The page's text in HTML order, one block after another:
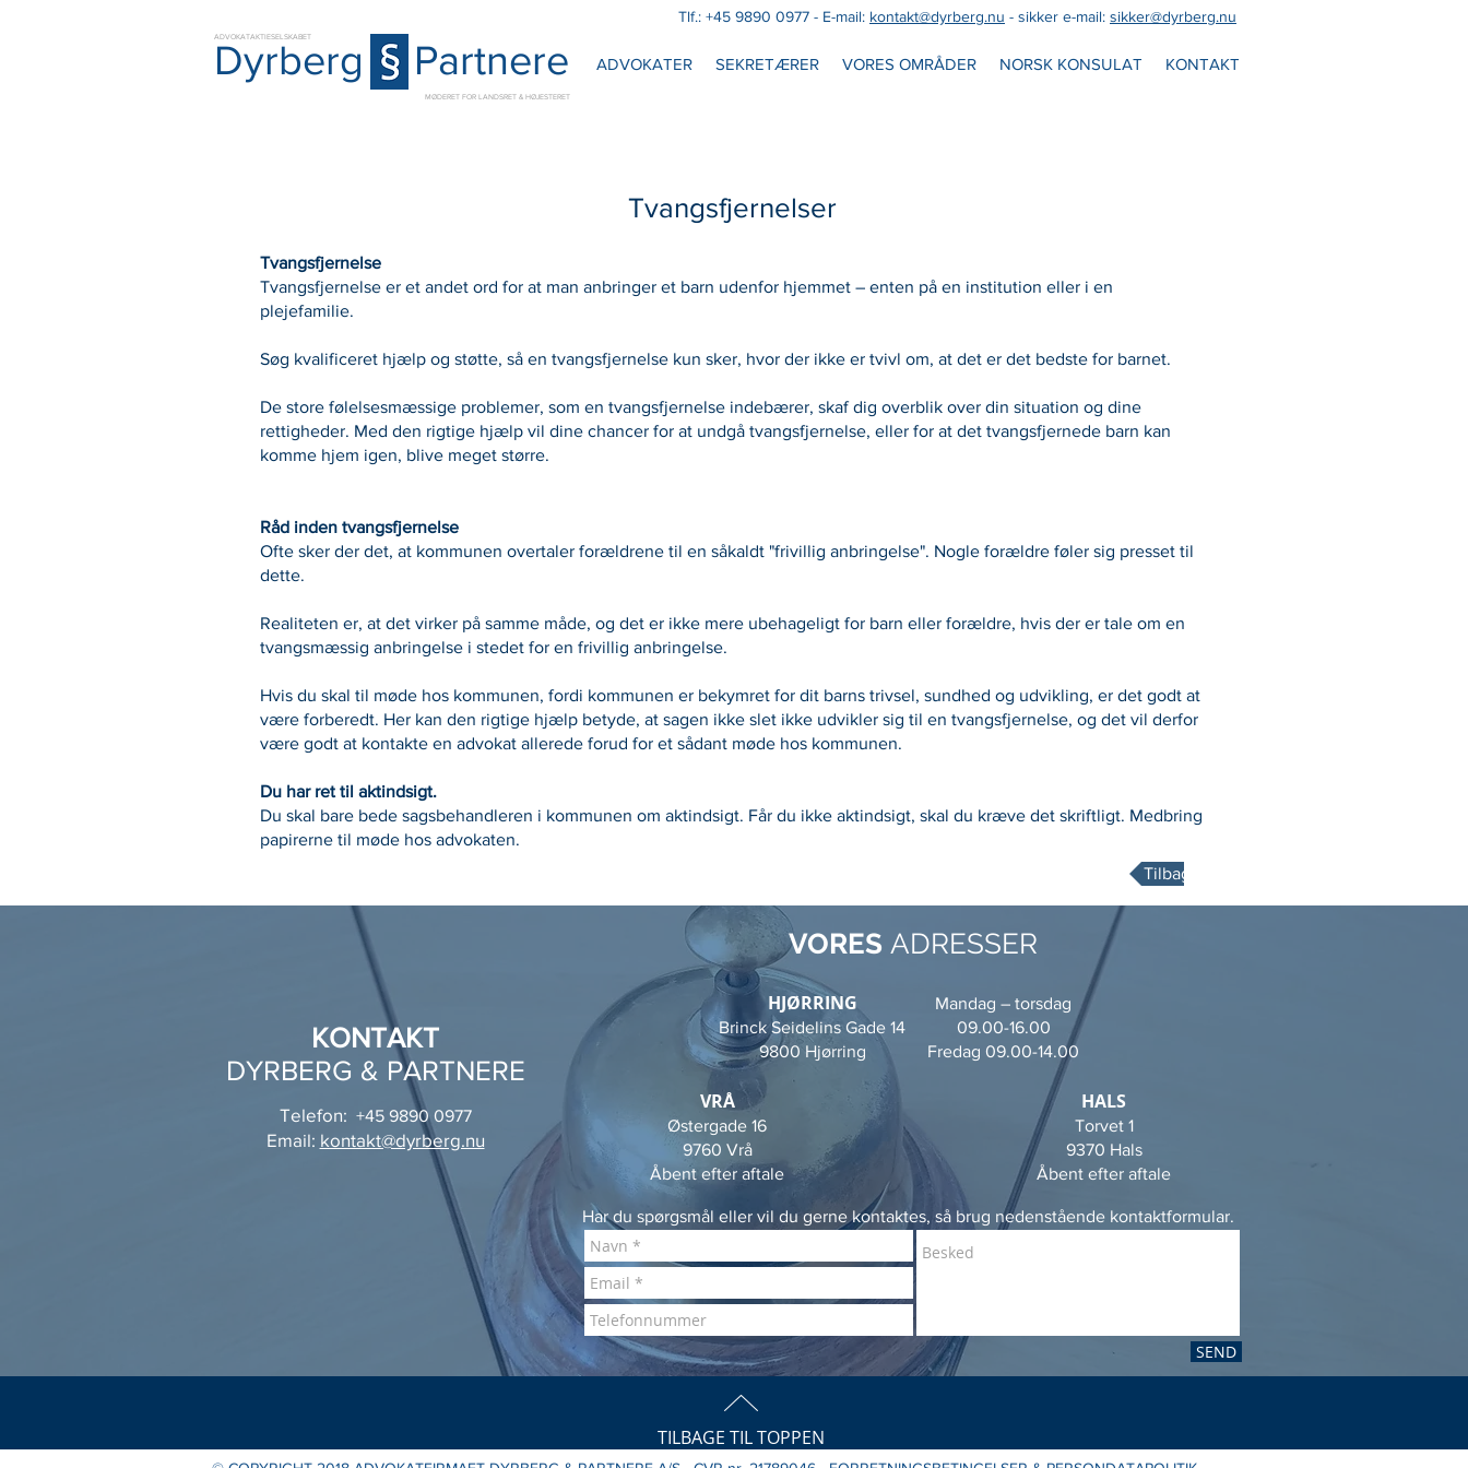
Tlf.: +45 9890 0977 - E-mail: kontakt@dyrberg.nu - sikker e-mail: sikker@dyrberg.nu
Dyrberg
ADVOKATAKTIESELSKABET
Partnere ADVOKATER SEKRETÆRER VORES OMRÅDER NORSK KONSULAT KONTAKT
MØDERET FOR LANDSRET & HØJESTERET
Tvangsfjernelser
Tvangsfjernelse
Tvangsfjernelse er et andet ord for at man anbringer et barn udenfor hjemmet – enten på en institution eller i en
plejefamilie.
Søg kvalificeret hjælp og støtte, så en tvangsfjernelse kun sker, hvor der ikke er tvivl om, at det er det bedste for barnet.
De store følelsesmæssige problemer, som en tvangsfjernelse indebærer, skaf dig overblik over din situation og dine
rettigheder. Med den rigtige hjælp vil dine chancer for at undgå tvangsfjernelse, eller for at det tvangsfjernede barn kan
komme hjem igen, blive meget større.
Råd inden tvangsfjernelse
Ofte sker der det, at kommunen overtaler forældrene til en såkaldt "frivillig anbringelse". Nogle forældre føler sig presset til
dette.
Realiteten er, at det virker på samme måde, og det er ikke mere ubehageligt for barn eller forældre, hvis der er tale om en
tvangsmæssig anbringelse i stedet for en frivillig anbringelse.
Hvis du skal til møde hos kommunen, fordi kommunen er bekymret for dit barns trivsel, sundhed og udvikling, er det godt at
være forberedt. Her kan den rigtige hjælp betyde, at sagen ikke slet ikke udvikler sig til en tvangsfjernelse, og det vil derfor
være godt at kontakte en advokat allerede forud for et sådant møde hos kommunen.
Du har ret til aktindsigt.
Du skal bare bede sagsbehandleren i kommunen om aktindsigt. Får du ikke aktindsigt, skal du kræve det skriftligt. Medbring
papirerne til møde hos advokaten.
Tilbage
KONTAKT
DYRBERG & PARTNERE
Telefon: +45 9890 0977
Email: kontakt@dyrberg.nu
VORES ADRESSER
HJØRRING
Brinck Seidelins Gade 14
9800 Hjørring
Mandag – torsdag
09.00-16.00
Fredag 09.00-14.00
VRÅ
Østergade 16
9760 Vrå
Åbent efter aftale
HALS
Torvet 1
9370 Hals
Åbent efter aftale
Har du spørgsmål eller vil du gerne kontaktes, så brug nedenstående kontaktformular.
TILBAGE TIL TOPPEN
SEND